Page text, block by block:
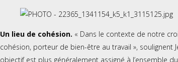
Un lieu de cohésion. « Dans le contexte de notre
cohésion, porteur de bien-être au travail », soulignent
objectif est plus généralement assigné à l’ensemble